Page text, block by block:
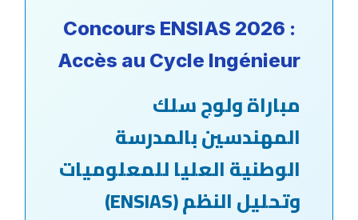
Concours ENSIAS 2026 :
Accès au Cycle Ingénieur
مباراة ولوج سلك
المهندسين بالمدرسة
الوطنية العليا للمعلوميات
وتحليل النظم (ENSIAS)